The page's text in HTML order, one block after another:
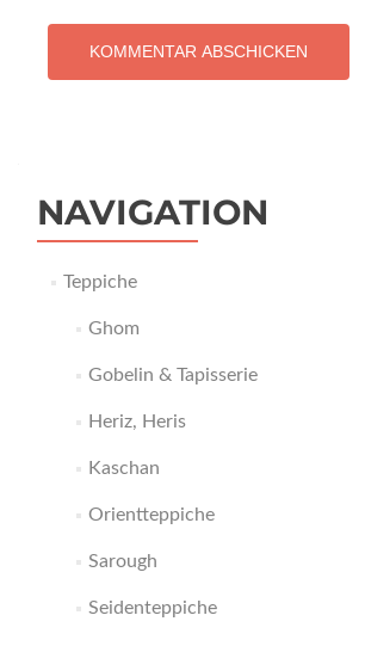
NAVIGATION
Teppiche
Ghom
Gobelin & Tapisserie
Heriz, Heris
Kaschan
Orientteppiche
Sarough
Seidenteppiche